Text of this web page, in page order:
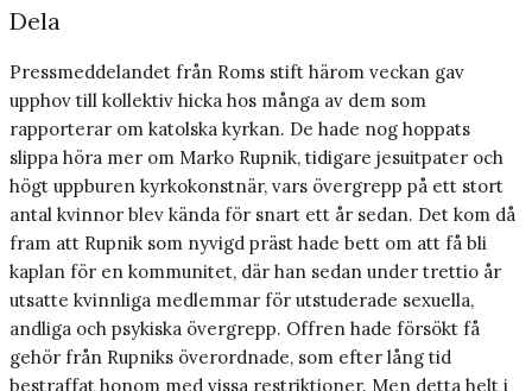
Dela
Pressmeddelandet från Roms stift härom veckan gav
upphov till kollektiv hicka hos många av dem som
rapporterar om katolska kyrkan. De hade nog hoppats
slippa höra mer om Marko Rupnik, tidigare jesuitpater och
högt uppburen kyrkokonstnär, vars övergrepp på ett stort
antal kvinnor blev kända för snart ett år sedan. Det kom då
fram att Rupnik som nyvigd präst hade bett om att få bli
kaplan för en kommunitet, där han sedan under trettio år
utsatte kvinnliga medlemmar för utstuderade sexuella,
andliga och psykiska övergrepp. Offren hade försökt få
gehör från Rupniks överordnade, som efter lång tid
bestraffat honom med vissa restriktioner. Men detta helt i